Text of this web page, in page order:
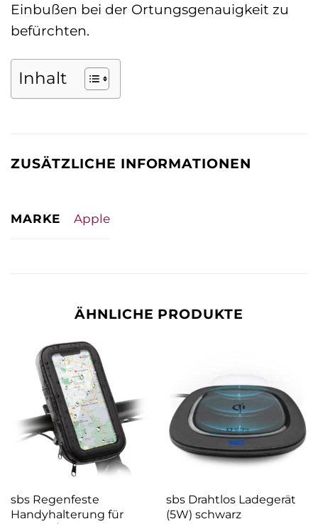
Einbußen bei der Ortungsgenauigkeit zu
befürchten.
Inhalt
ZUSÄTZLICHE INFORMATIONEN
MARKE Apple
ÄHNLICHE PRODUKTE
sbs Regenfeste
Handyhalterung für
sbs Drahtlos Ladegerät
(5W) schwarz